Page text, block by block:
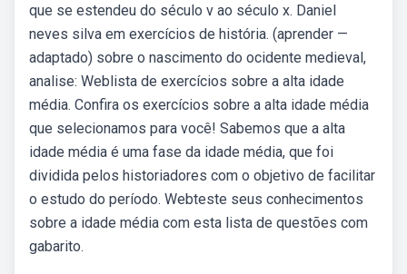
que se estendeu do século v ao século x. Daniel
neves silva em exercícios de história. (aprender —
adaptado) sobre o nascimento do ocidente medieval,
analise: Weblista de exercícios sobre a alta idade
média. Confira os exercícios sobre a alta idade média
que selecionamos para você! Sabemos que a alta
idade média é uma fase da idade média, que foi
dividida pelos historiadores com o objetivo de facilitar
o estudo do período. Webteste seus conhecimentos
sobre a idade média com esta lista de questões com
gabarito.